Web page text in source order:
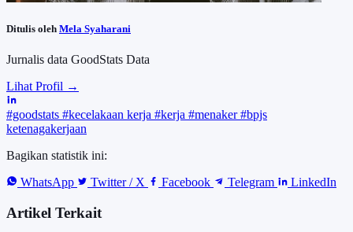
Ditulis oleh Mela Syaharani
Jurnalis data GoodStats Data
Lihat Profil →
#goodstats #kecelakaan kerja #kerja #menaker#bpjs
ketenagakerjaan
Bagikan statistik ini:
WhatsApp
Twitter / X Facebook Telegram LinkedIn
Artikel Terkait